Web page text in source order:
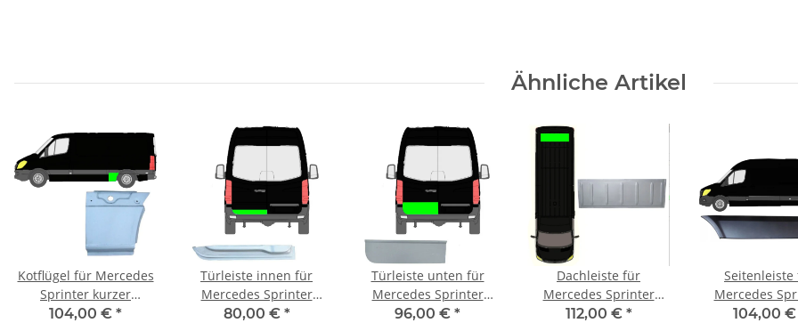
Ähnliche Artikel
Kotflügel für Mercedes
Sprinter kurzer
Radstand 2006 – 2021
104,00 € *
Türleiste innen für
Mercedes Sprinter
2006 – 2021 hinten
80,00 € *
Türleiste unten für
Mercedes Sprinter
2006 – 2021 hinten
96,00 € *
Dachleiste für
Mercedes Sprinter
2006 – 2021 hinten
112,00 € *
Mercedes
langer104,00